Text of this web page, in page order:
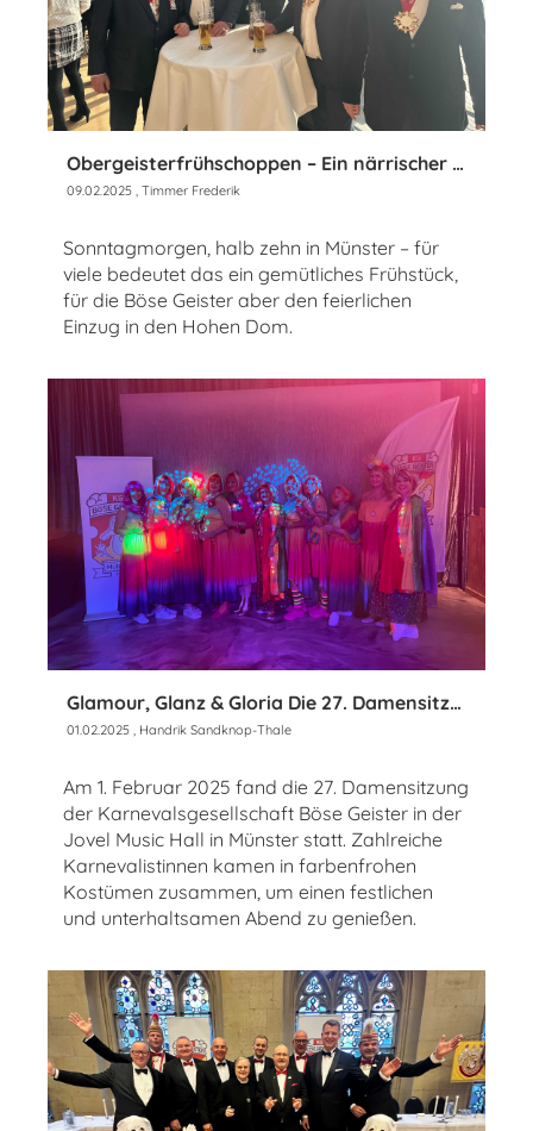
Obergeisterfrühschoppen – Ein närrischer Sonntag in Münster
09.02.2025 , Timmer Frederik
Sonntagmorgen, halb zehn in Münster – für
viele bedeutet das ein gemütliches Frühstück,
für die Böse Geister aber den feierlichen
Einzug in den Hohen Dom.
Glamour, Glanz & Gloria Die 27. Damensitzung der KG Böse Geister 2025
01.02.2025 , Handrik Sandknop-Thale
Am 1. Februar 2025 fand die 27. Damensitzung
der Karnevalsgesellschaft Böse Geister in der
Jovel Music Hall in Münster statt. Zahlreiche
Karnevalistinnen kamen in farbenfrohen
Kostümen zusammen, um einen festlichen
und unterhaltsamen Abend zu genießen.